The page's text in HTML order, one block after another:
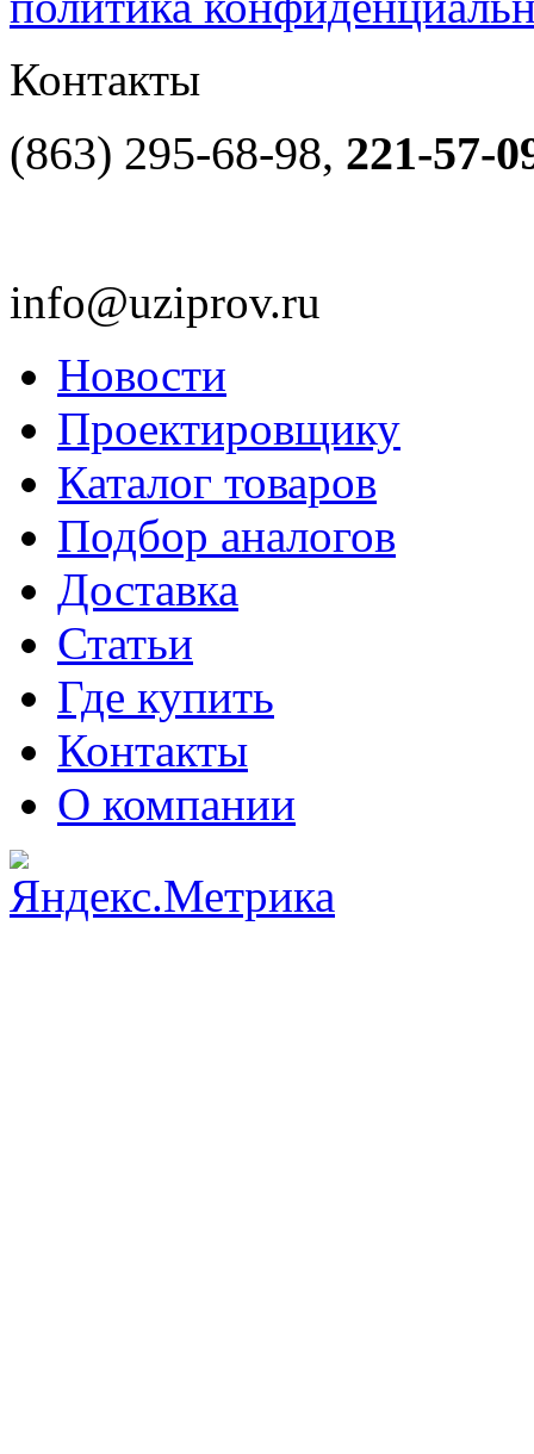
Контакты
(863) 295-68-98, 221-57-
info@uziprov.ru
Новости
Проектировщику
Каталог товаров
Подбор аналогов
Доставка
Статьи
Где купить
Контакты
О компании